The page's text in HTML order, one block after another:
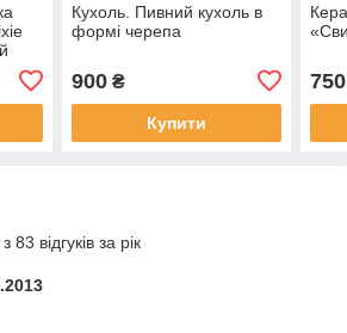
Кухоль. Пивний кухоль в
формі черепа
900₴
Купити
750
відгуків за рік